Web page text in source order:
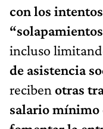
con los
incluso
de asistencia
reciben otras
salario mínimo